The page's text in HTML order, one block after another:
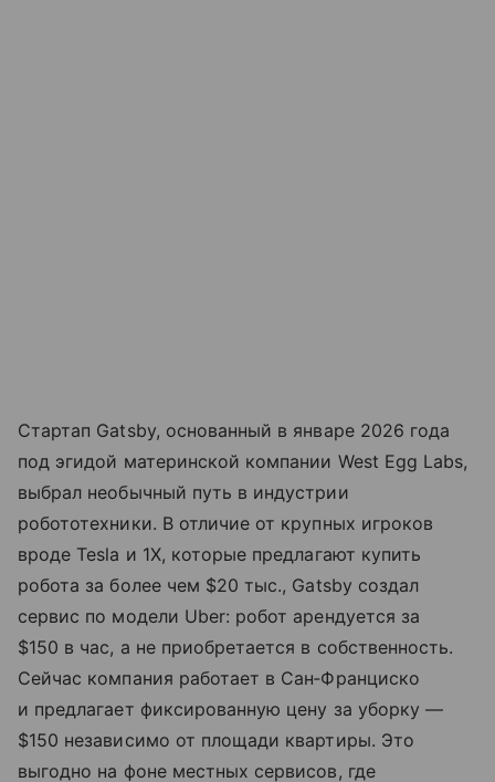
Стартап Gatsby, основанный в январе 2026 года
под эгидой материнской компании West Egg Labs,
выбрал необычный путь в индустрии
робототехники. В отличие от крупных игроков
вроде Tesla и 1X, которые предлагают купить
робота за более чем $20 тыс., Gatsby создал
сервис по модели Uber: робот арендуется за
$150 в час, а не приобретается в собственность.
Сейчас компания работает в Сан‑Франциско
и предлагает фиксированную цену за уборку —
$150 независимо от площади квартиры. Это
выгодно на фоне местных сервисов, где